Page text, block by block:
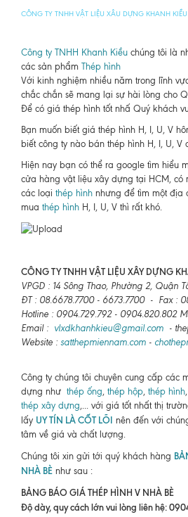
CÔNG TY TNHH VẬT LIỆU XÂU DỰNG KHANH KIỀU
Công ty TNHH Khanh Kiều chúng tôi là
các sản phẩm Thép hình
Với kinh nghiệm nhiều năm trong lĩnh
chắc chắn sẽ mang lại sự hài lòng cho
Để có giá thép hình tốt nhấ Quý khách
Bạn muốn biết giá thép hình H, I, U, V
biết công ty nào bán thép hình H, I, U,
Hiện nay bạn có thể ra google tìm hiểu
cửa hàng vật liệu xây dựng tại HCM, có
các loại thép hình nhưng để tìm một địa
mua thép hình H, I, U, V thì rất khó.
CÔNG TY TNHH VẬT LIỆU XÂY DỰNG
VPGD : 14 Sông Thao, Phường 2, Quận
ĐT : 08.6678.7700 - 6673.7700 - Fax :
Hotline : 0904.729.792 - 0904.820.802
Email : vlxdkhanhkieu@gmail.com -
Website : satthepmiennam.com -
Công ty chúng tôi chuyên cung cấp các
dựng như thép ống, thép hộp, thép hình,
thép xây dựng,... với giá tốt nhất thị
lấy UY TÍN LÀ CỐT LÕI nên đến với
tâm về giá và chất lượng.
Chúng tôi xin gửi tới quý khách hàng
NHÀ BÈ như sau :
BẢNG BÁO GIÁ THÉP HÌNH V NHÀ BÈ
Độ dày, quy cách lớn vui lòng liên hệ: